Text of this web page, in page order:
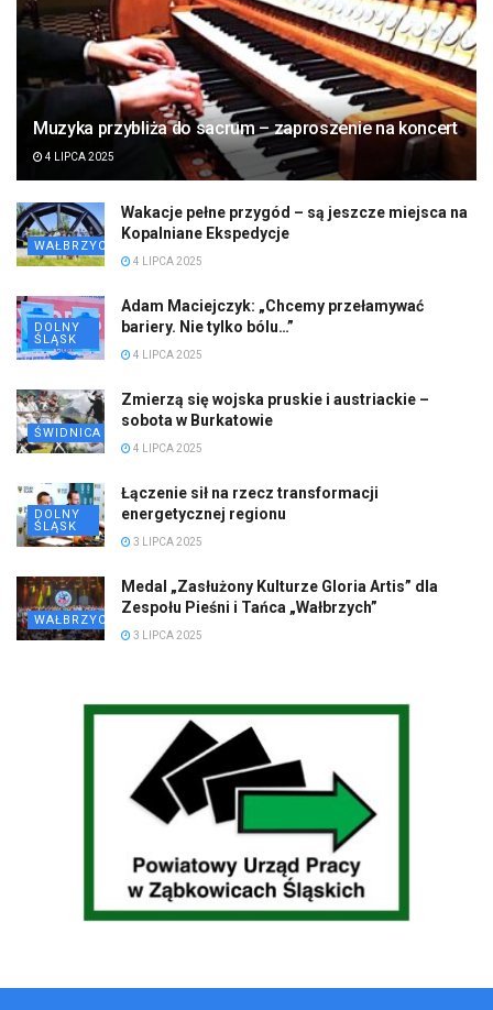
Muzyka przybliża do sacrum – zaproszenie na koncert
4 LIPCA 2025
WAŁBRZYCH
Wakacje pełne przygód – są jeszcze miejsca na
Kopalniane Ekspedycje
4 LIPCA 2025
DOLNY
ŚLĄSK
Adam Maciejczyk: „Chcemy przełamywać
bariery. Nie tylko bólu…”
4 LIPCA 2025
ŚWIDNICA
Zmierzą się wojska pruskie i austriackie –
sobota w Burkatowie
4 LIPCA 2025
DOLNY
ŚLĄSK
Łączenie sił na rzecz transformacji
energetycznej regionu
3 LIPCA 2025
WAŁBRZYCH
Medal „Zasłużony Kulturze Gloria Artis” dla
Zespołu Pieśni i Tańca „Wałbrzych”
3 LIPCA 2025